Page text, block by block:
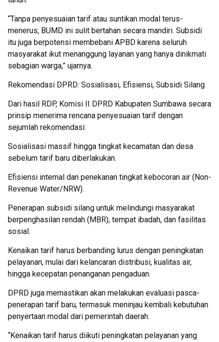
“Tanpa penyesuaian tarif atau suntikan modal terus-
menerus, BUMD ini sulit bertahan secara mandiri. Subsidi
itu juga berpotensi membebani APBD karena seluruh
masyarakat ikut menanggung layanan yang hanya dinikmati
sebagian warga,” ujarnya.
Rekomendasi DPRD: Sosialisasi, Efisiensi, Subsidi Silang
Dari hasil RDP, Komisi II DPRD Kabupaten Sumbawa secara
prinsip menerima rencana penyesuaian tarif dengan
sejumlah rekomendasi:
Sosialisasi massif hingga tingkat kecamatan dan desa
sebelum tarif baru diberlakukan.
Efisiensi internal dan penekanan tingkat kebocoran air (Non-
Revenue Water/NRW).
Penerapan subsidi silang untuk melindungi masyarakat
berpenghasilan rendah (MBR), tempat ibadah, dan fasilitas
sosial.
Kenaikan tarif harus berbanding lurus dengan peningkatan
pelayanan, mulai dari kelancaran distribusi, kualitas air,
hingga kecepatan penanganan pengaduan.
DPRD juga memastikan akan melakukan evaluasi pasca-
penerapan tarif baru, termasuk meninjau kembali kebutuhan
penyertaan modal dari pemerintah daerah.
“Kenaikan tarif harus diikuti peningkatan pelayanan yang